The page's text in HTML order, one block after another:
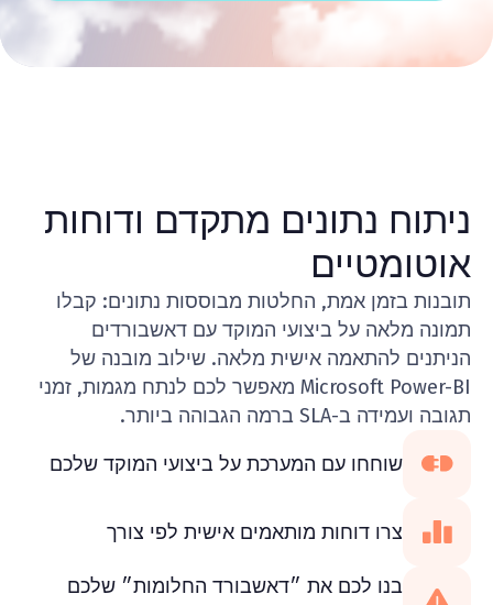
ניתוח נתונים מתקדם ודוחות
אוטומטיים
תובנות בזמן אמת, החלטות מבוססות נתונים: קבלו
תמונה מלאה על ביצועי המוקד עם דאשבורדים
הניתנים להתאמה אישית מלאה. שילוב מובנה של
Microsoft Power-BI מאפשר לכם לנתח מגמות, זמני
תגובה ועמידה ב-SLA ברמה הגבוהה ביותר.
שוחחו עם המערכת על ביצועי המוקד שלכם
צרו דוחות מותאמים אישית לפי צורך
בנו לכם את ״דאשבורד החלומות״ שלכם